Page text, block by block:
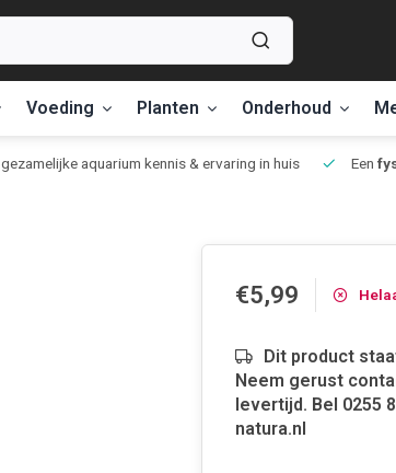
Voeding Planten Onderhoud
gezamelijke aquarium kennis & ervaring in huis Een
€5,99
Dit product
Neem gerust
levertijd. Bel 0255
natura.nl